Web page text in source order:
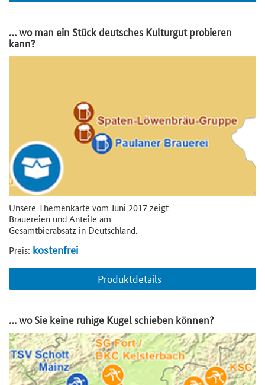
… wo man ein Stück deutsches Kulturgut probieren
kann?
Unsere Themenkarte vom Juni 2017 zeigt
Brauereien und Anteile am
Gesamtbierabsatz in Deutschland.
Preis: kostenfrei
Produktdetails
… wo Sie keine ruhige Kugel schieben können?